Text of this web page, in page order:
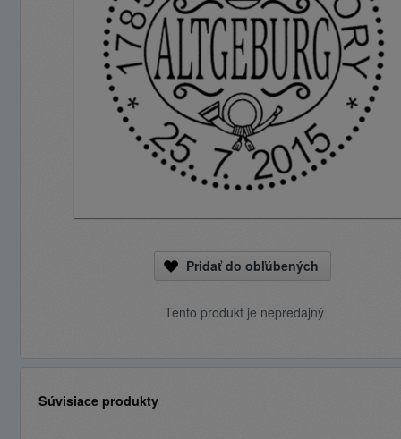
Pridať do obľúbených
Tento produkt je nepredajný
Súvisiace produkty